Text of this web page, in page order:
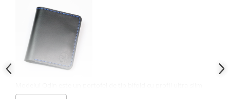
realizat integral din piele de vită selecționată. Lucrat manual în